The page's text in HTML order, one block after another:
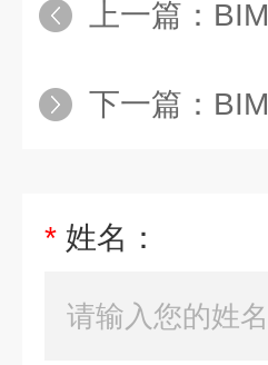
上一篇： BIM
下一篇： BIM
* 姓名：